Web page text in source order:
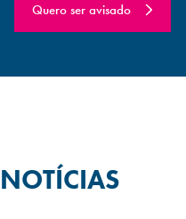
Quero ser avisado
NOTÍCIAS